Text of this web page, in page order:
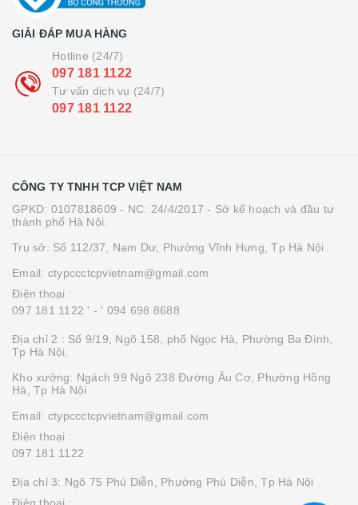
GIẢI ĐÁP MUA HÀNG
Hotline (24/7)
097 181 1122
Tư vấn dịch vụ (24/7)
097 181 1122
CÔNG TY TNHH TCP VIỆT NAM
GPKD: 0107818609 - NC: 24/4/2017 - Sở kế hoạch và đầu tư
thành phố Hà Nội.
Trụ sở: Số 112/37, Nam Dư, Phường Vĩnh Hưng, Tp Hà Nội.
Email: ctypccctcpvietnam@gmail.com
Điện thoại :
097 181 1122 ' - ' 094 698 8688
Địa chỉ 2 : Số 9/19, Ngõ 158, phố Ngọc Hà, Phường Ba Đình,
Tp Hà Nội.
Kho xưởng: Ngách 99 Ngõ 238 Đường Âu Cơ, Phường Hồng
Hà, Tp Hà Nội
Email: ctypccctcpvietnam@gmail.com
Điện thoại :
097 181 1122
Địa chỉ 3: Ngõ 75 Phú Diễn, Phường Phú Diễn, Tp Hà Nội